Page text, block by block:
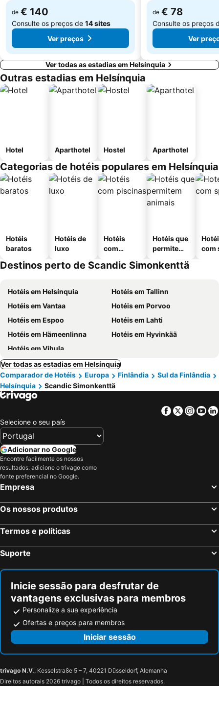
de € 140
Consulte os preços de 14 sites
Ver preços
de € 78
Consulte os preços
Ver
Ver todas as estadias em Helsínquia
Outras estadias em Helsínquia
Hotel Aparthotel Hostel Aparthotel
Categorias de hotéis populares em Helsínquia
Hotéis
baratos
Hotéis de
luxo
Hotéis
com
Hotéis que
permitem
com
Destinos perto de Scandic Simonkenttä
Hotéis em Helsínquia
Hotéis em Tallinn
Hotéis em Vantaa
Hotéis em Porvoo
Hotéis em Espoo
Hotéis em Lahti
Hotéis em Hämeenlinna
Hotéis em Hyvinkää
Hotéis em Vihula
Ver todas as estadias em Helsínquia
Comparador de Hotéis
Europa Finlândia
Sul da Finlândia
Helsínquia
Scandic Simonkenttä
Facebook
Twitter
Selecione o seu país
Adicionar no Google
Encontre facilmente os nossos
resultados: adicione o trivago como
fonte preferencial no Google.
Empresa
Os nossos produtos
Termos e políticas
Suporte
Inicie sessão para desfrutar de
vantagens exclusivas para membros
Personalize a sua experiência
Ofertas e preços para membros
Iniciar sessão
trivago N.V., Kesselstraße 5 – 7, 40221 Düsseldorf, Alemanha
Direitos autorais 2026 trivago | Todos os direitos reservados.